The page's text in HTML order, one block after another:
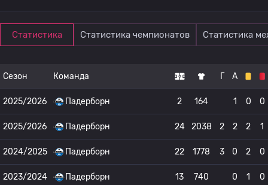
Статистика Статистика чемпионатов Статистика
Сезон Команда Г А
2025/2026 Падерборн 2 164 1 0 0
2025/2026 Падерборн 24 2038 2 2 2 1
2024/2025 Падерборн 22 1778 3 0 2 0
2023/2024 Падерборн 13 740 0 1 0